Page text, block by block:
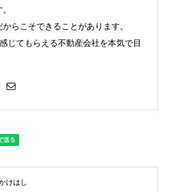
らこそできることがあります。
じてもらえる不動産会社を本気で目
けはし